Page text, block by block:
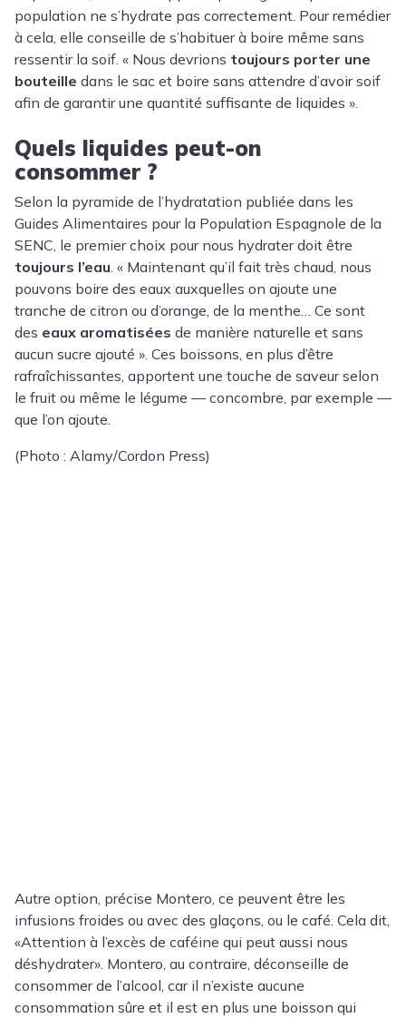
population ne s’hydrate pas correctement. Pour remédier
à cela, elle conseille de s’habituer à boire même sans
ressentir la soif. « Nous devrions toujours porter une
bouteille dans le sac et boire sans attendre d’avoir soif
afin de garantir une quantité suffisante de liquides ».
Quels liquides peut-on
consommer ?
Selon la pyramide de l’hydratation publiée dans les
Guides Alimentaires pour la Population Espagnole de la
SENC, le premier choix pour nous hydrater doit être
toujours l’eau. « Maintenant qu’il fait très chaud, nous
pouvons boire des eaux auxquelles on ajoute une
tranche de citron ou d’orange, de la menthe… Ce sont
des eaux aromatisées de manière naturelle et sans
aucun sucre ajouté ». Ces boissons, en plus d’être
rafraîchissantes, apportent une touche de saveur selon
le fruit ou même le légume — concombre, par exemple —
que l’on ajoute.
(Photo : Alamy/Cordon Press)
Autre option, précise Montero, ce peuvent être les
infusions froides ou avec des glaçons, ou le café. Cela dit,
«Attention à l’excès de caféine qui peut aussi nous
déshydrater». Montero, au contraire, déconseille de
consommer de l’alcool, car il n’existe aucune
consommation sûre et il est en plus une boisson qui